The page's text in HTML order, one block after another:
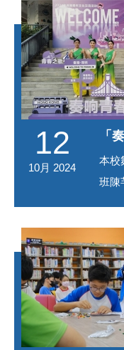
12
10月 2024
本校
班陳